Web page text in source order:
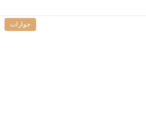
حوارات